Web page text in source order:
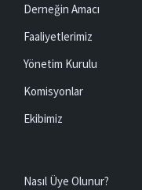
Derneğin Amacı
Faaliyetlerimiz
Yönetim Kurulu
Komisyonlar
Ekibimiz
Nasıl Üye Olunur?